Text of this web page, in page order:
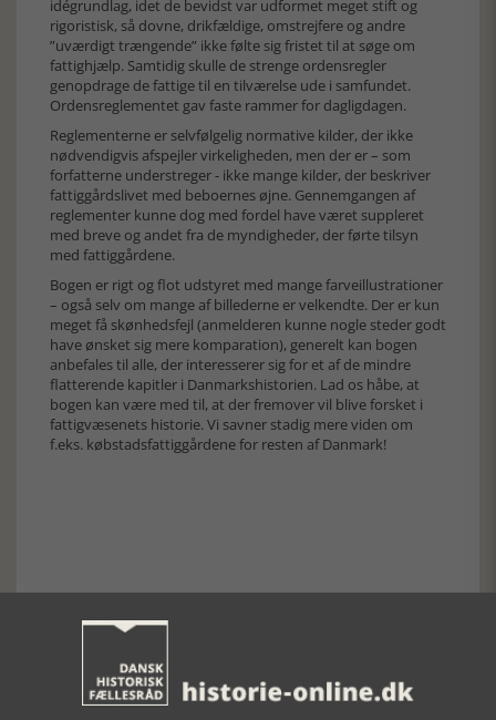
idégrundlag, idet de bevidst var udformet meget stift og
rigoristisk, så dovne, drikfældige, omstrejfere og andre
”uværdigt trængende” ikke følte sig fristet til at søge om
fattighjælp. Samtidig skulle de strenge ordensregler
genopdrage de fattige til en tilværelse ude i samfundet.
Ordensreglementet gav faste rammer for dagligdagen.
Reglementerne er selvfølgelig normative kilder, der ikke
nødvendigvis afspejler virkeligheden, men der er – som
forfatterne understreger - ikke mange kilder, der beskriver
fattiggårdslivet med beboernes øjne. Gennemgangen af
reglementer kunne dog med fordel have været suppleret
med breve og andet fra de myndigheder, der førte tilsyn
med fattiggårdene.
Bogen er rigt og flot udstyret med mange farveillustrationer
– også selv om mange af billederne er velkendte. Der er kun
meget få skønhedsfejl (anmelderen kunne nogle steder godt
have ønsket sig mere komparation), generelt kan bogen
anbefales til alle, der interesserer sig for et af de mindre
flatterende kapitler i Danmarkshistorien. Lad os håbe, at
bogen kan være med til, at der fremover vil blive forsket i
fattigvæsenets historie. Vi savner stadig mere viden om
f.eks. købstadsfattiggårdene for resten af Danmark!
SE RELATEREDE ARTIKLER